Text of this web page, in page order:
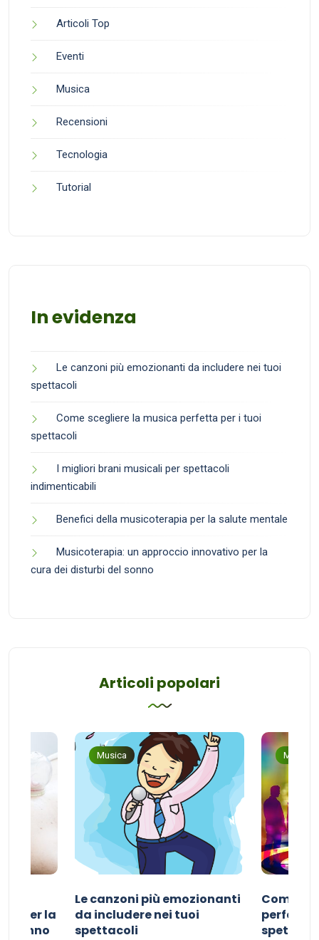
Articoli Top
Eventi
Musica
Recensioni
Tecnologia
Tutorial
In evidenza
Le canzoni più emozionanti da includere nei tuoi
spettacoli
Come scegliere la musica perfetta per i tuoi
spettacoli
I migliori brani musicali per spettacoli
indimenticabili
Benefici della musicoterapia per la salute mentale
Musicoterapia: un approccio innovativo per la
cura dei disturbi del sonno
Articoli popolari
per la
sonno
Musica
Le canzoni più emozionanti
da includere nei tuoi
spettacoli
Musica
Come
perfetta